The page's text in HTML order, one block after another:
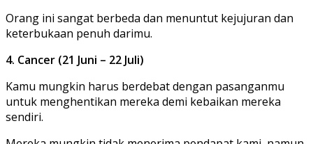
Orang ini sangat berbeda dan menuntut kejujuran dan
keterbukaan penuh darimu.
4. Cancer (21 Juni – 22 Juli)
Kamu mungkin harus berdebat dengan pasanganmu
untuk menghentikan mereka demi kebaikan mereka
sendiri.